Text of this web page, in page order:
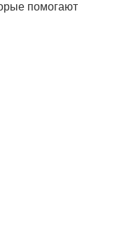
помогают